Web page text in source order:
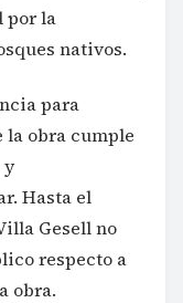
por la
nativos.
para
la obra cumple
y
Hasta el
Gesell no
respecto a
obra.